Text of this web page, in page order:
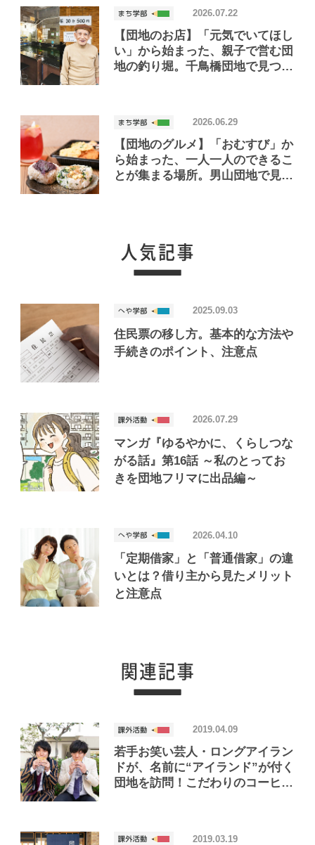
【団地のお店】「元気でいてほし
い」から始まった、親子で営む団
地の釣り堀。千鳥橋団地で見つけ
2026.07.22
【団地のグルメ】「おむすび」か
ら始まった、一人一人のできるこ
とが集まる場所。男山団地で見つ
2026.06.29
住民票の移し方。基本的な方法や
手続きのポイント、注意点
2025.09.03
マンガ『ゆるやかに、くらしつな
がる話』第16話 ～私のとってお
きを団地フリマに出品編～
2026.07.29
「定期借家」と「普通借家」の違
いとは？借り主から見たメリット
と注意点
2026.04.10
若手お笑い芸人・ロングアイラン
ドが、名前に“アイランド”が付く
団地を訪問！こだわりのコーヒー
2019.04.09
2019.03.19